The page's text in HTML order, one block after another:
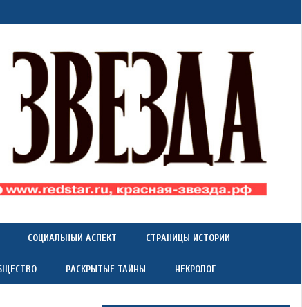
СОЦИАЛЬНЫЙ АСПЕКТ СТРАНИЦЫ ИСТОРИИ
РАСКРЫТЫЕ ТАЙНЫ НЕКРОЛОГ